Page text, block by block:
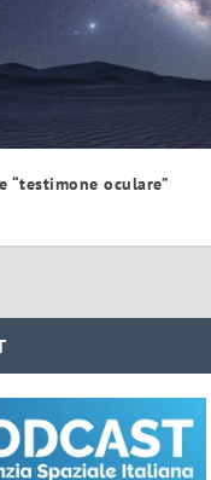
“testimone oculare”